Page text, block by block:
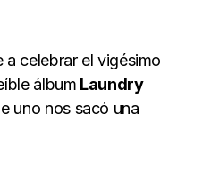
a celebrar el vigésimo
álbum Laundry
uno nos sacó una